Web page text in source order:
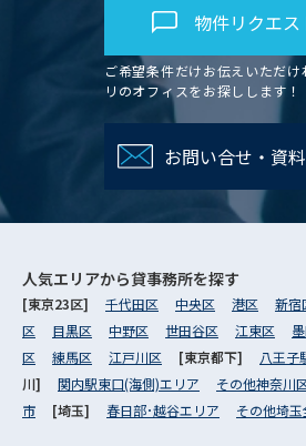
物件リクエス
ご希望条件だけお伝えいただけ
リのオフィスをお探しします！
お問い合せ・資
人気エリアから貸事務所を探す
[東京23区] 千代田区 中央区 港区 新宿
区
目黒区 中野区 世田谷区 江東区
区
練馬区 江戸川区 [東京都下] 八王子
川] 関内駅東口(海側)エリア その他神奈川
市
[埼玉] 春日部･越谷エリア その他埼